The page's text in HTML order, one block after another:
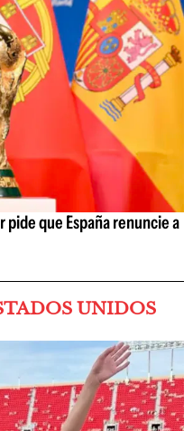
que España renuncie a
UNIDOS